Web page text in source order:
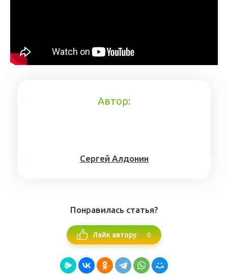
Автор:
Сергей Алдонин
Понравилась статья?
Лайк автору 0